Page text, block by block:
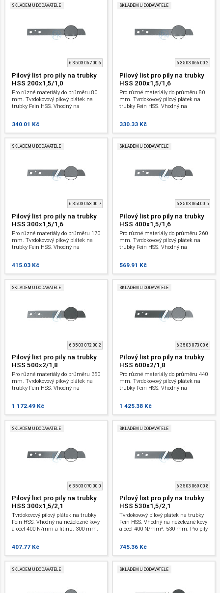
SKLADEM U DODAVATELE
6 35 03 067 00 6
Pilový list pro pily na trubky
HSS 200x1,5/1,0
Pro různé materiály do průměru 80
mm. Tvrdokovový pilový plátek na
trubky Fein HSS. Vhodný na
340.01 Kč
SKLADEM U DODAVATELE
6 35 03 066 00 2
Pilový list pro pily na trubky
HSS 200x1,5/1,6
Pro různé materiály do průměru 80
mm. Tvrdokovový pilový plátek na
trubky Fein HSS. Vhodný na
330.33 Kč
SKLADEM U DODAVATELE
6 35 03 063 00 7
Pilový list pro pily na trubky
HSS 300x1,5/1,6
Pro různé materiály do průměru 170
mm. Tvrdokovový pilový plátek na
trubky Fein HSS. Vhodný na
415.03 Kč
SKLADEM U DODAVATELE
6 35 03 064 00 5
Pilový list pro pily na trubky
HSS 400x1,5/1,6
Pro různé materiály do průměru 260
mm. Tvrdokovový pilový plátek na
trubky Fein HSS. Vhodný na
569.91 Kč
SKLADEM U DODAVATELE
6 35 03 072 00 2
Pilový list pro pily na trubky
HSS 500x2/1,8
Pro různé materiály do průměru 350
mm. Tvrdokovový pilový plátek na
trubky Fein HSS. Vhodný na
1 172.49 Kč
SKLADEM U DODAVATELE
6 35 03 073 00 6
Pilový list pro pily na trubky
HSS 600x2/1,8
Pro různé materiály do průměru 440
mm. Tvrdokovový pilový plátek na
trubky Fein HSS. Vhodný na
1 425.38 Kč
SKLADEM U DODAVATELE
6 35 03 070 00 0
Pilový list pro pily na trubky
HSS 300x1,5/2,1
Tvrdokovový pilový plátek na trubky
Fein HSS. Vhodný na neželezné kovy
a ocel 400 N/mm a litinu. 300 mm.
407.77 Kč
SKLADEM U DODAVATELE
6 35 03 069 00 8
Pilový list pro pily na trubky
HSS 530x1,5/2,1
Tvrdokovový pilový plátek na trubky
Fein HSS. Vhodný na neželezné kovy
a ocel 400 N/mm². 530 mm. Pro pily
745.36 Kč
SKLADEM U DODAVATELE SKLADEM U DODAVATELE